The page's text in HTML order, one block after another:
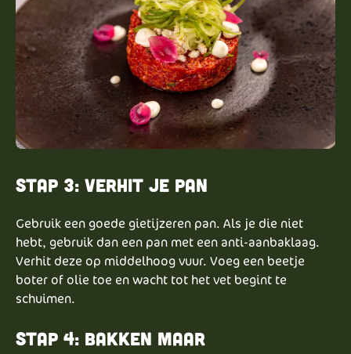
Stap 3: Verhit je pan
Gebruik een goede gietijzeren pan. Als je die niet
hebt, gebruik dan een pan met een anti-aanbaklaag.
Verhit deze op middelhoog vuur. Voeg een beetje
boter of olie toe en wacht tot het vet begint te
schuimen.
Stap 4: Bakken maar